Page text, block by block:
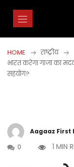
HOME
राष्ट्रीय
भारत करेगा गाजा का
सहयोग?
Aagaaz First
0
1 MIN